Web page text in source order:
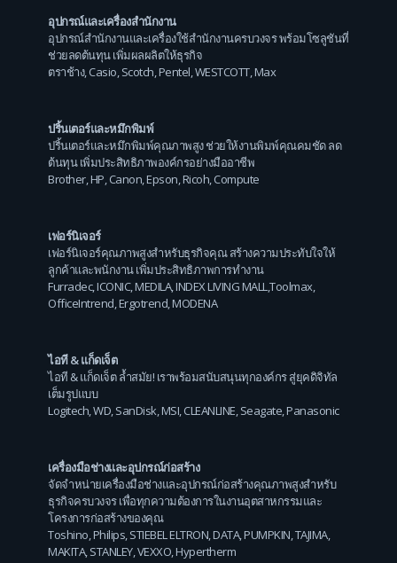
อุปกรณ์และเครื่องสำนักงาน
อุปกรณ์สำนักงานและเครื่องใช้สำนักงานครบวงจร พร้อมโซลูชันที่
ช่วยลดต้นทุน เพิ่มผลผลิตให้ธุรกิจ
ตราช้าง,Casio,Scotch,Pentel,WESTCOTT,Max
ปริ้นเตอร์และหมึกพิมพ์
ปริ้นเตอร์และหมึกพิมพ์คุณภาพสูง ช่วยให้งานพิมพ์คุณคมชัด ลด
ต้นทุน เพิ่มประสิทธิภาพองค์กรอย่างมืออาชีพ
Brother,HP,Canon,Epson,Ricoh,Compute
เฟอร์นิเจอร์
เฟอร์นิเจอร์คุณภาพสูงสำหรับธุรกิจคุณ สร้างความประทับใจให้
ลูกค้าและพนักงาน เพิ่มประสิทธิภาพการทำงาน
Furradec,ICONIC,MEDILA,INDEX LIVING MALL,Toolmax,
OfficeIntrend,Ergotrend,MODENA
ไอที & แก็ดเจ็ต
ไอที & แก็ดเจ็ต ล้ำสมัย! เราพร้อมสนับสนุนทุกองค์กร สู่ยุคดิจิทัล
เต็มรูปแบบ
Logitech,WD,SanDisk,MSI,CLEANLINE,Seagate,Panasonic
เครื่องมือช่างและอุปกรณ์ก่อสร้าง
จัดจำหน่ายเครื่องมือช่างและอุปกรณ์ก่อสร้างคุณภาพสูงสำหรับ
ธุรกิจครบวงจร เพื่อทุกความต้องการในงานอุตสาหกรรมและ
โครงการก่อสร้างของคุณ
Toshino,Philips,STIEBEL ELTRON,DATA,PUMPKIN,TAJIMA,
MAKITA,STANLEY,VEXXO,Hypertherm